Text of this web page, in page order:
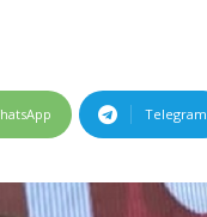
Telegram